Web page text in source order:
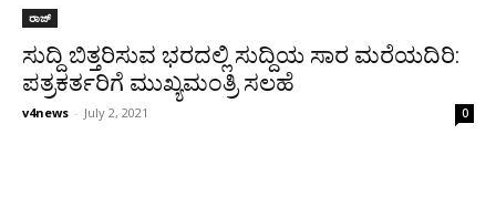
ರಾಜ್
ಸುದ್ದಿ ಬಿತ್ತರಿಸುವ ಭರದಲ್ಲಿ ಸುದ್ದಿಯ ಸಾರ ಮರೆಯದಿರಿ:
ಪತ್ರಕರ್ತರಿಗೆ ಮುಖ್ಯಮಂತ್ರಿ ಸಲಹೆ
v4news - July 2, 2021 0